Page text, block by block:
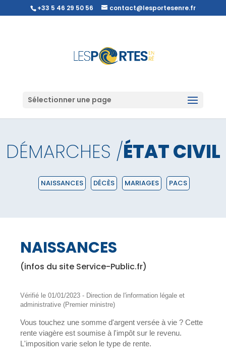
+33 5 46 29 50 56 contact@lesportesenre.fr
Sélectionner une page
DÉMARCHES /ÉTAT CIVIL
NAISSANCES DÉCÈS MARIAGES PACS
NAISSANCES
(infos du site Service-Public.fr)
Vérifié le 01/01/2023 - Direction de l'information légale et
administrative (Premier ministre)
Vous touchez une somme d'argent versée à vie ? Cette
rente viagère est soumise à l'impôt sur le revenu.
L'imposition varie selon le type de rente.